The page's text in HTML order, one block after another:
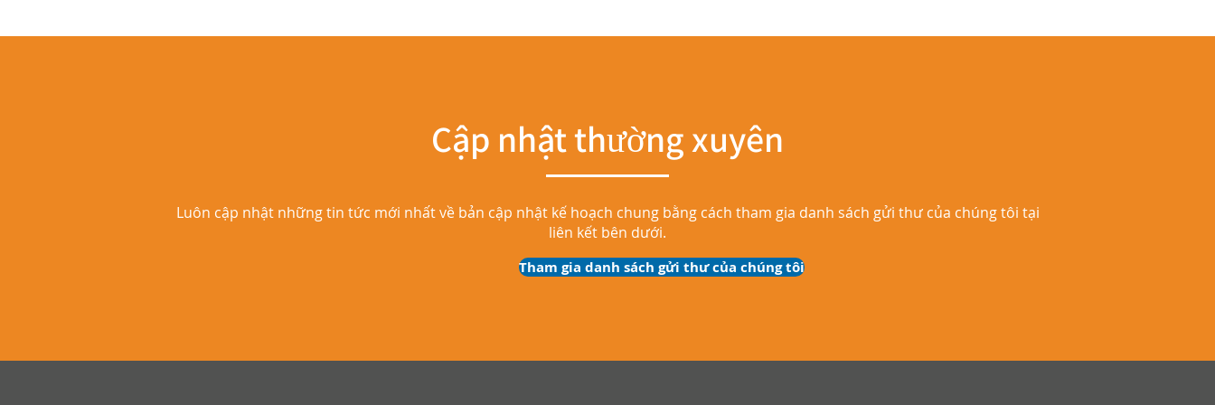
Cập nhật thường xuyên
Luôn cập nhật những tin tức mới nhất về bản cập nhật kế hoạch chung bằng cách tham gia danh sách gửi thư của chúng tôi tại
liên kết bên dưới.
Tham gia danh sách gửi thư của chúng tôi